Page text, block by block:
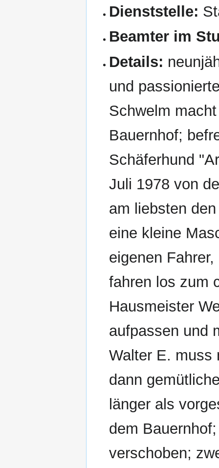
Dienststelle:
Beamter im
Details:
und
Schwelm
Bauernhof;
Schäferhund
Juli 1978 von
am liebsten
eine kleine
eigenen
fahren los zum
Hausmeister
aufpassen und
Walter E. muss
dann
länger als
dem
verschoben;